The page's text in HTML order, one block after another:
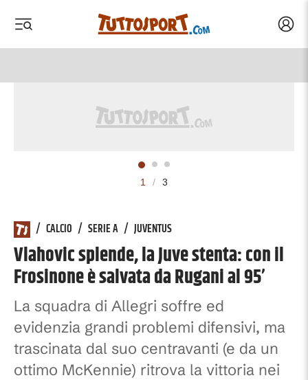
1 / 3
/ CALCIO / SERIE A / JUVENTUS
Vlahovic splende, la Juve stenta: con il
Frosinone è salvata da Rugani al 95’
La squadra di Allegri soffre ed
evidenzia grandi problemi difensivi, ma
trascinata dal suo centravanti (e da un
ottimo McKennie) ritrova la vittoria nei